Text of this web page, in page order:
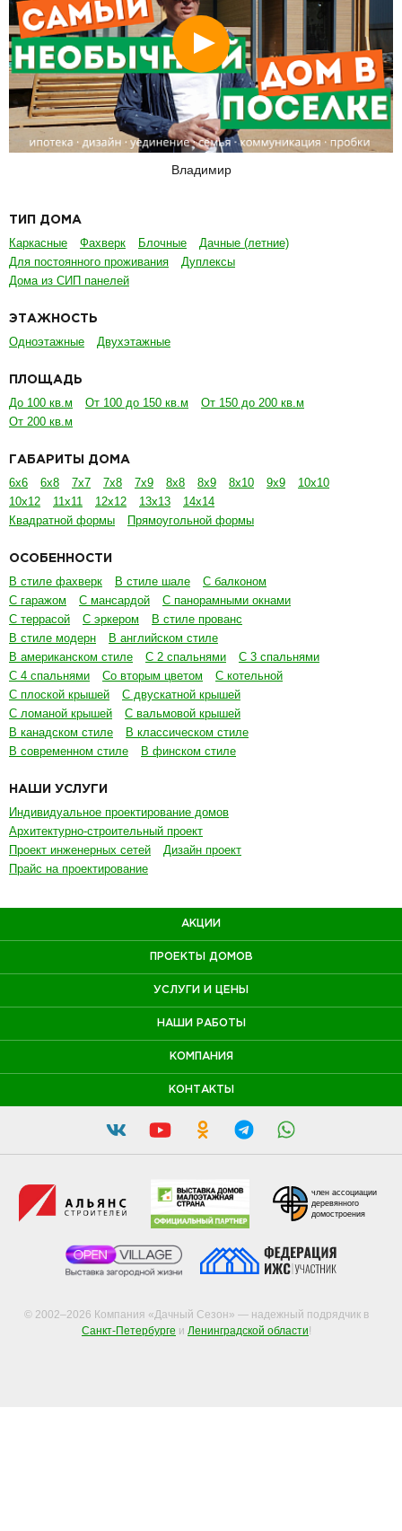
Смотреть
Владимир
ТИП ДОМА
Каркасные Фахверк Блочные
Дачные (летние)
Для постоянного проживания
Дуплексы
Дома из СИП панелей
ЭТАЖНОСТЬ
Одноэтажные Двухэтажные
ПЛОЩАДЬ
До 100 кв.м От 100 до 150 кв.м
От 150 до 200 кв.м
От 200 кв.м
ГАБАРИТЫ ДОМА
6х6 6х8 7х7 7х8 7х9 8х8 8х9 8х10 9х9
10х10
10х12
11х11 12х12 13х13
14х14
Квадратной формы
Прямоугольной формы
ОСОБЕННОСТИ
В стиле фахверк В стиле шале
С балконом
С гаражом
С мансардой
С панорамными окнами
С террасой
С эркером
В стиле прованс
В стиле модерн
В английском стиле
В американском стиле
С 2 спальнями
С 3 спальнями
С 4 спальнями
Со вторым цветом
С котельной
С плоской крышей
С двускатной крышей
С ломаной крышей
С вальмовой крышей
В канадском стиле
В классическом стиле
В современном стиле
В финском стиле
НАШИ УСЛУГИ
Индивидуальное проектирование домов
Архитектурно-строительный проект
Проект инженерных сетей
Дизайн проект
Прайс на проектирование
АКЦИИ
ПРОЕКТЫ ДОМОВ
УСЛУГИ И ЦЕНЫ
НАШИ РАБОТЫ
КОМПАНИЯ
КОНТАКТЫ
© 2002–2026 Компания «Дачный Сезон» — надежный подрядчик в
Санкт-Петербурге и Ленинградской области!
член ассоциации
деревянного
домостроения